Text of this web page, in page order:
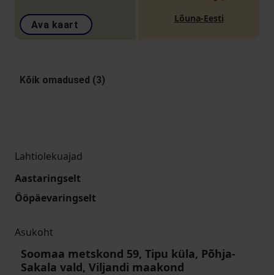
Ava kaart
Lõuna-Eesti
Kõik omadused (3)
Lahtiolekuajad
Aastaringselt
Ööpäevaringselt
Asukoht
Soomaa metskond 59, Tipu küla, Põhja-
Sakala vald, Viljandi maakond